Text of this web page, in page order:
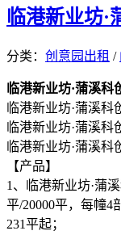
临港新业坊·
分类： 创意园出租 /
临港新业坊·蒲溪科
临港新业坊·蒲溪
临港新业坊·蒲溪
临港新业坊·蒲溪科
【产品】
1、临港新业坊·蒲
平/20000平，每幢4
231平起；